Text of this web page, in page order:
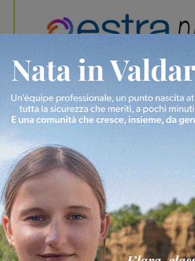
In vetrina 3 Agosto 2026
Estra Notizie agosto: Smart
studenti coinvolti, torna il
debutta il podcast Estrair
Più lette